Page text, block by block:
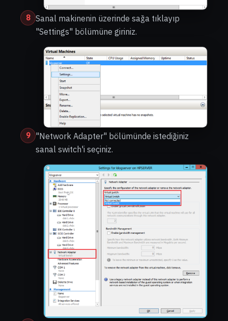
8
Sanal makinenin üzerinde sağa tıklayıp
"Settings" bölümüne giriniz.
9
"Network Adapter" bölümünde istediğiniz
sanal switch'i seçiniz.